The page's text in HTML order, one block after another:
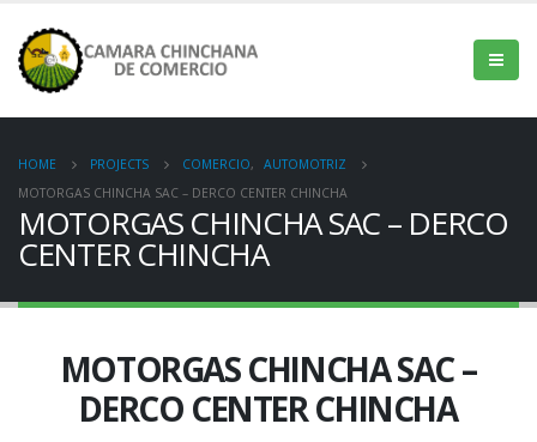
HOME PROJECTS COMERCIO,
AUTOMOTRIZ
MOTORGAS CHINCHA SAC – DERCO CENTER CHINCHA
MOTORGAS CHINCHA SAC – DERCO
CENTER CHINCHA
MOTORGAS CHINCHA SAC –
DERCO CENTER CHINCHA